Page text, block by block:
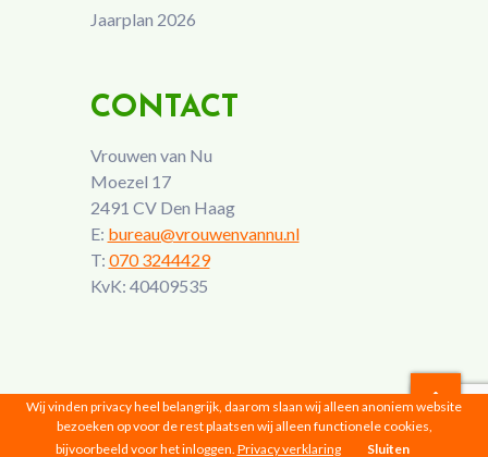
Jaarplan 2026
CONTACT
Vrouwen van Nu
Moezel 17
2491 CV Den Haag
E: bureau@vrouwenvannu.nl
T: 070 3244429
KvK: 40409535
Vrouwen van Nu © 2026 |Privacyverklaring
Wij vinden privacy heel belangrijk, daarom slaan wij alleen anoniem website
bezoeken op voor de rest plaatsen wij alleen functionele cookies,
bijvoorbeeld voor het inloggen. Privacy verklaring Sluiten